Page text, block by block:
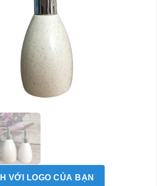
VỚI LOGO CỦA BẠN